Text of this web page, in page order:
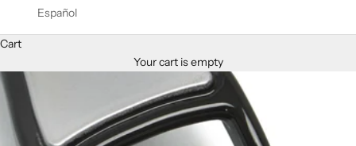
Español
Cart
Your cart is empty